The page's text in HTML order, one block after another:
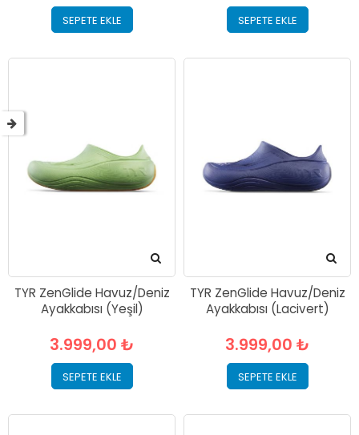
SEPETE EKLE SEPETE EKLE
TYR ZenGlide Havuz/Deniz
Ayakkabısı (Yeşil)
3.999,00 ₺
SEPETE EKLE
TYR ZenGlide Havuz/Deniz
Ayakkabısı (Lacivert)
3.999,00 ₺
SEPETE EKLE